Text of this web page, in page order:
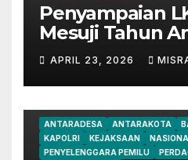
Penyampaian
Mesuji Tahun
Digelar dalam
Paripurna
APRIL 23, 2026
ANTARADESA ANTARAKOTA
KAPOLRI
KEJAKSAAN
PENYELENGGARA PEMILU